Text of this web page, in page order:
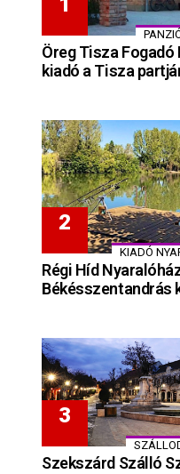
Öreg Tisza Fogadó
kiadó a Tisza
KIADÓ
Régi Híd
Békésszentandrás
Szekszárd Szálló